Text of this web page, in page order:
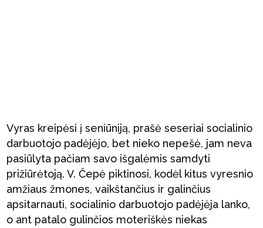
Vyras kreipėsi į seniūniją, prašė seseriai socialinio
darbuotojo padėjėjo, bet nieko nepešė, jam neva
pasiūlyta pačiam savo išgalėmis samdyti
prižiūrėtoją. V. Čepė piktinosi, kodėl kitus vyresnio
amžiaus žmones, vaikštančius ir galinčius
apsitarnauti, socialinio darbuotojo padėjėja lanko,
o ant patalo gulinčios moteriškės niekas